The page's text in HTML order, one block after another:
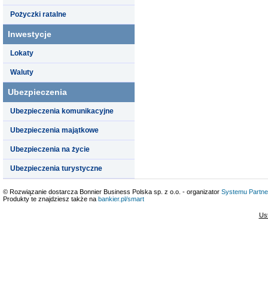
Pożyczki ratalne
Inwestycje
Lokaty
Waluty
Ubezpieczenia
Ubezpieczenia komunikacyjne
Ubezpieczenia majątkowe
Ubezpieczenia na życie
Ubezpieczenia turystyczne
© Rozwiązanie dostarcza Bonnier Business Polska sp. z o.o. - organizator Systemu
Produkty te znajdziesz także na bankier.pl/smart